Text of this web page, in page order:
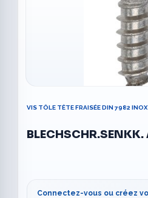
VIS TÔLE TÊTE FRAISÉE DIN 7982 INOX
Connectez-vous ou créez